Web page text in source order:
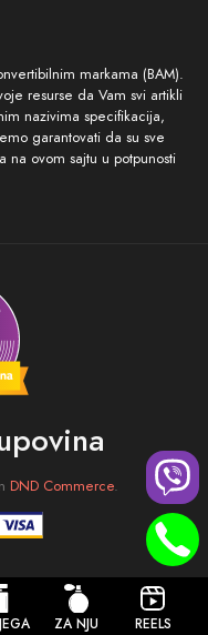
ZA NJU REELS
markama (BAM).
resurse da Vam svi artikli
nazivima specifikacija,
garantovati da su sve
ovom sajtu u potpunosti
DND Commerce.